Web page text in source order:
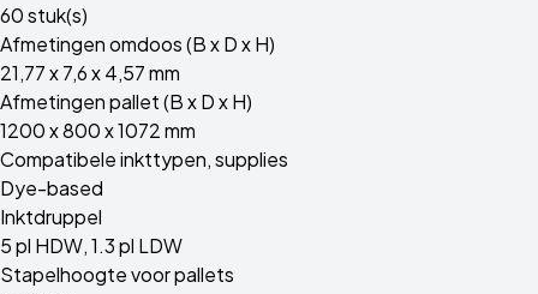
60 stuk(s)
Afmetingen omdoos (B x D x H)
21,77 x 7,6 x 4,57 mm
Afmetingen pallet (B x D x H)
1200 x 800 x 1072 mm
Compatibele inkttypen, supplies
Dye-based
Inktdruppel
5 pl HDW, 1.3 pl LDW
Stapelhoogte voor pallets